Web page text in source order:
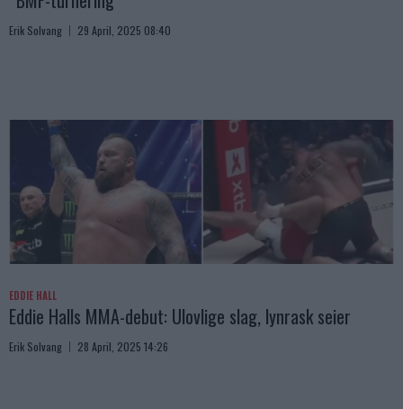
Erik Solvang 29 April, 2025 08:40
EDDIE HALL
Eddie Halls MMA-debut: Ulovlige slag, lynrask seier
Erik Solvang 28 April, 2025 14:26